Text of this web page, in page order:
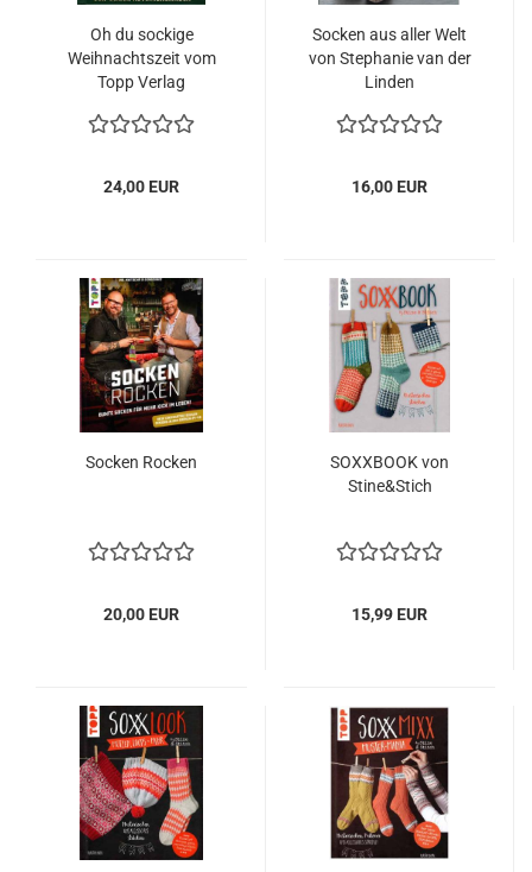
Oh du sockige
Weihnachtszeit vom
Topp Verlag
24,00 EUR
Socken aus aller Welt
von Stephanie van der
Linden
16,00 EUR
Socken Rocken
20,00 EUR
SOXXBOOK von
Stine&Stich
15,99 EUR